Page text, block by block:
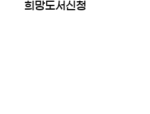
희망도서신청